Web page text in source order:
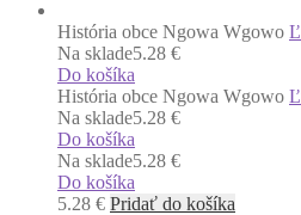
História obce Ngowa Wgowo
Na sklade5.28 €
Do košíka
História obce Ngowa Wgowo
Na sklade5.28 €
Do košíka
Na sklade5.28 €
Do košíka
5.28 € Pridať do košíka